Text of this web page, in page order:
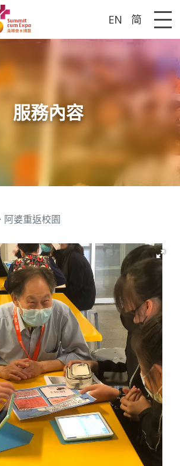
EN 简
服務內容
阿婆重返校園